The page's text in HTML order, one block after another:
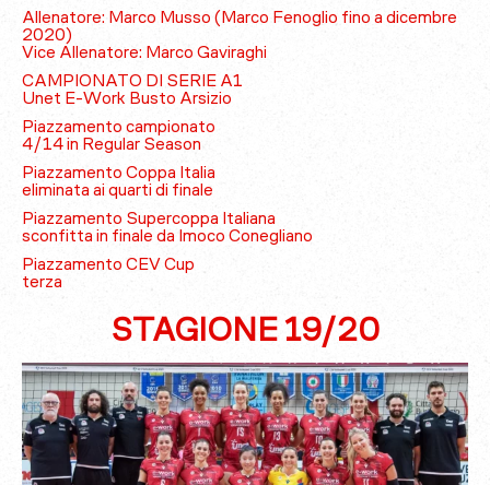
Allenatore: Marco Musso (Marco Fenoglio fino a dicembre
2020)
Vice Allenatore: Marco Gaviraghi
CAMPIONATO DI SERIE A1
Unet E-Work Busto Arsizio
Piazzamento campionato
4/14 in Regular Season
Piazzamento Coppa Italia
eliminata ai quarti di finale
Piazzamento Supercoppa Italiana
sconfitta in finale da Imoco Conegliano
Piazzamento CEV Cup
terza
STAGIONE 19/20